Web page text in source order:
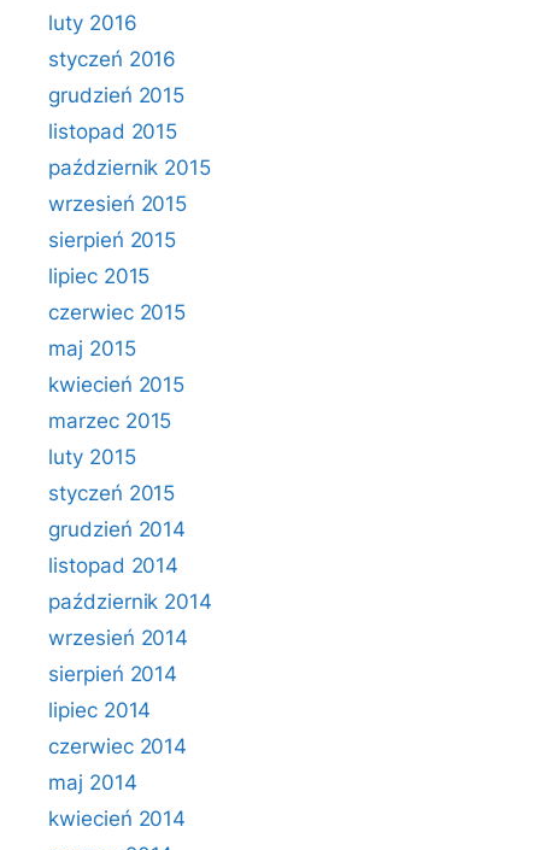
luty 2016
styczeń 2016
grudzień 2015
listopad 2015
październik 2015
wrzesień 2015
sierpień 2015
lipiec 2015
czerwiec 2015
maj 2015
kwiecień 2015
marzec 2015
luty 2015
styczeń 2015
grudzień 2014
listopad 2014
październik 2014
wrzesień 2014
sierpień 2014
lipiec 2014
czerwiec 2014
maj 2014
kwiecień 2014